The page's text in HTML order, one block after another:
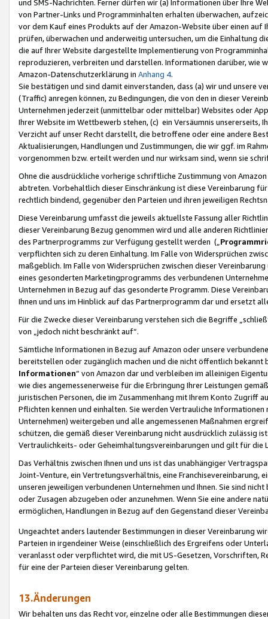
und SMS-Nachrichten. Ferner dürfen wir (a) Informationen über Ihre
von Partner-Links und Programminhalten erhalten überwachen,
vor dem Kauf eines Produkts auf der Amazon-Website über einen
prüfen, überwachen und anderweitig untersuchen, um die Einhaltung
die auf Ihrer Website dargestellte Implementierung von
reproduzieren, verbreiten und darstellen. Informationen darüber, wie
Amazon-Datenschutzerklärung in Anhang 4.
Sie bestätigen und sind damit einverstanden, dass (a) wir und
(Traffic) anregen können, zu Bedingungen, die von den in dieser
Unternehmen jederzeit (unmittelbar oder mittelbar) Websites oder
Ihrer Website im Wettbewerb stehen, (c) ein Versäumnis unsererseits,
Verzicht auf unser Recht darstellt, die betroffene oder eine andere
Aktualisierungen, Handlungen und Zustimmungen, die wir ggf. im
vorgenommen bzw. erteilt werden und nur wirksam sind, wenn sie
Ohne die ausdrückliche vorherige schriftliche Zustimmung von
abtreten. Vorbehaltlich dieser Einschränkung ist diese Vereinbarung
rechtlich bindend, gegenüber den Parteien und ihren jeweiligen
Diese Vereinbarung umfasst die jeweils aktuellste Fassung aller
dieser Vereinbarung Bezug genommen wird und alle anderen
des Partnerprogramms zur Verfügung gestellt werden („
verpflichten sich zu deren Einhaltung. Im Falle von Widersprüchen
maßgeblich. Im Falle von Widersprüchen zwischen dieser
eines gesonderten Marketingprogramms des verbundenen
Unternehmen in Bezug auf das gesonderte Programm. Diese
Ihnen und uns im Hinblick auf das Partnerprogramm dar und ersetzt
Für die Zwecke dieser Vereinbarung verstehen sich die Begriffe
von „jedoch nicht beschränkt auf“.
Sämtliche Informationen in Bezug auf Amazon oder unsere
bereitstellen oder zugänglich machen und die nicht öffentlich
Informationen“ von Amazon dar und verbleiben im alleinigen
wie dies angemessenerweise für die Erbringung Ihrer Leistungen
juristischen Personen, die im Zusammenhang mit Ihrem Konto
Pflichten kennen und einhalten. Sie werden Vertrauliche
Unternehmen) weitergeben und alle angemessenen Maßnahmen
schützen, die gemäß dieser Vereinbarung nicht ausdrücklich zulässig
Vertraulichkeits- oder Geheimhaltungsvereinbarungen und gilt für die
Das Verhältnis zwischen Ihnen und uns ist das unabhängiger
Joint-Venture, ein Vertretungsverhältnis, eine Franchisevereinbarung,
unseren jeweiligen verbundenen Unternehmen und Ihnen. Sie sind
oder Zusagen abzugeben oder anzunehmen. Wenn Sie eine andere
ermöglichen, Handlungen in Bezug auf den Gegenstand dieser
Ungeachtet anders lautender Bestimmungen in dieser Vereinbarung
Parteien in irgendeiner Weise (einschließlich des Ergreifens oder
veranlasst oder verpflichtet wird, die mit US-Gesetzen, Vorschriften,
für eine der Parteien dieser Vereinbarung gelten.
13.Änderungen
Wir behalten uns das Recht vor, einzelne oder alle Bestimmungen